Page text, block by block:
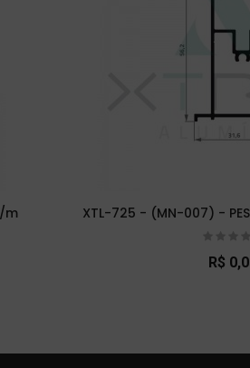
m XTL-725 - (MN-007) -
R$